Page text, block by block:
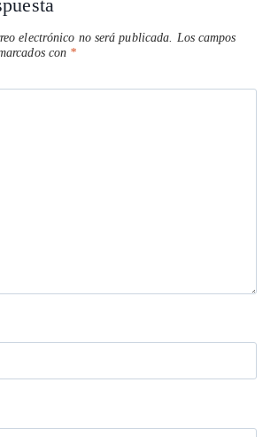
electrónico no será publicada.
Los campos
con *